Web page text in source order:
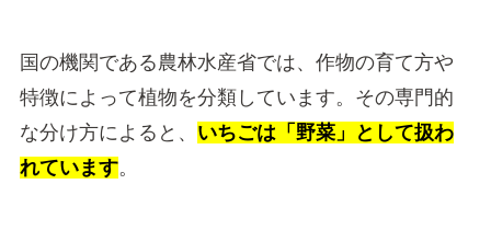
国の機関である農林水産省では、作物の育て方や
特徴によって植物を分類しています。その専門的
な分け方によると、 いちごは「野菜」として扱わ
れています。